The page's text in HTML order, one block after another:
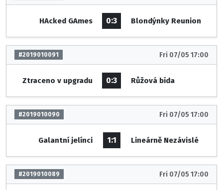
HAcked GAmes 0:3 Blondýnky Reunion
#2019010091 Fri 07/05 17:00
Ztraceno v upgradu 0:3 Růžová bída
#2019010090 Fri 07/05 17:00
Galantní jelínci 1:1 Lineárně Nezávislé
#2019010089 Fri 07/05 17:00